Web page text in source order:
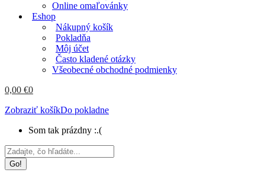
Online omaľovánky
Eshop
Nákupný košík
Pokladňa
Môj účet
Často kladené otázky
Všeobecné obchodné podmienky
0,00 €0
Zobraziť košíkDo pokladne
Som tak prázdny :.(
Search: